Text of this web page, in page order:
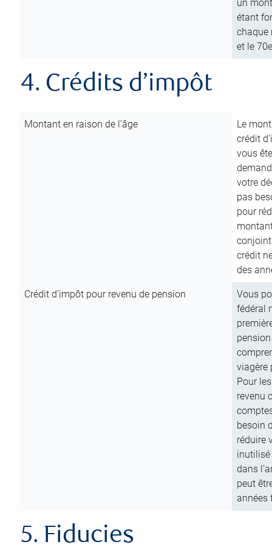
un
étant
chaque
et le
4. Crédits d’impôt
Montant en raison de l’âge
Le
crédit
vous
votre
pas
pour
conjoint
crédit
des
Crédit d’impôt pour revenu de pension
Vous
fédéral
viagère
Pour
revenu
besoin
réduire
inutilisé
dans
peut
années
5. Fiducies